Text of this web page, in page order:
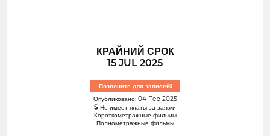
КРАЙНИЙ СРОК
15 JUL 2025
Позвоните для записей!
Опубликовано: 04 Feb 2025
Не имеет платы за заявки
Короткометражные фильмы
Полнометражные фильмы